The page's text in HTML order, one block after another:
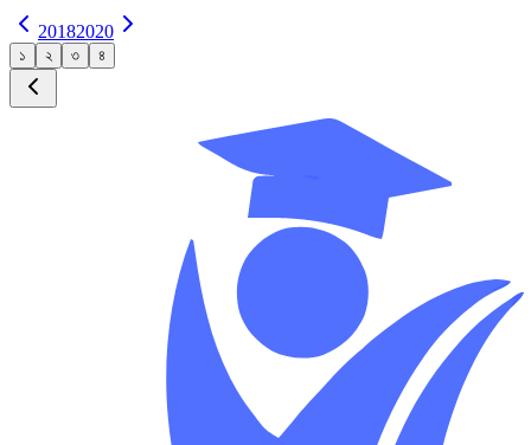
20182020
১ ২ ৩ ৪